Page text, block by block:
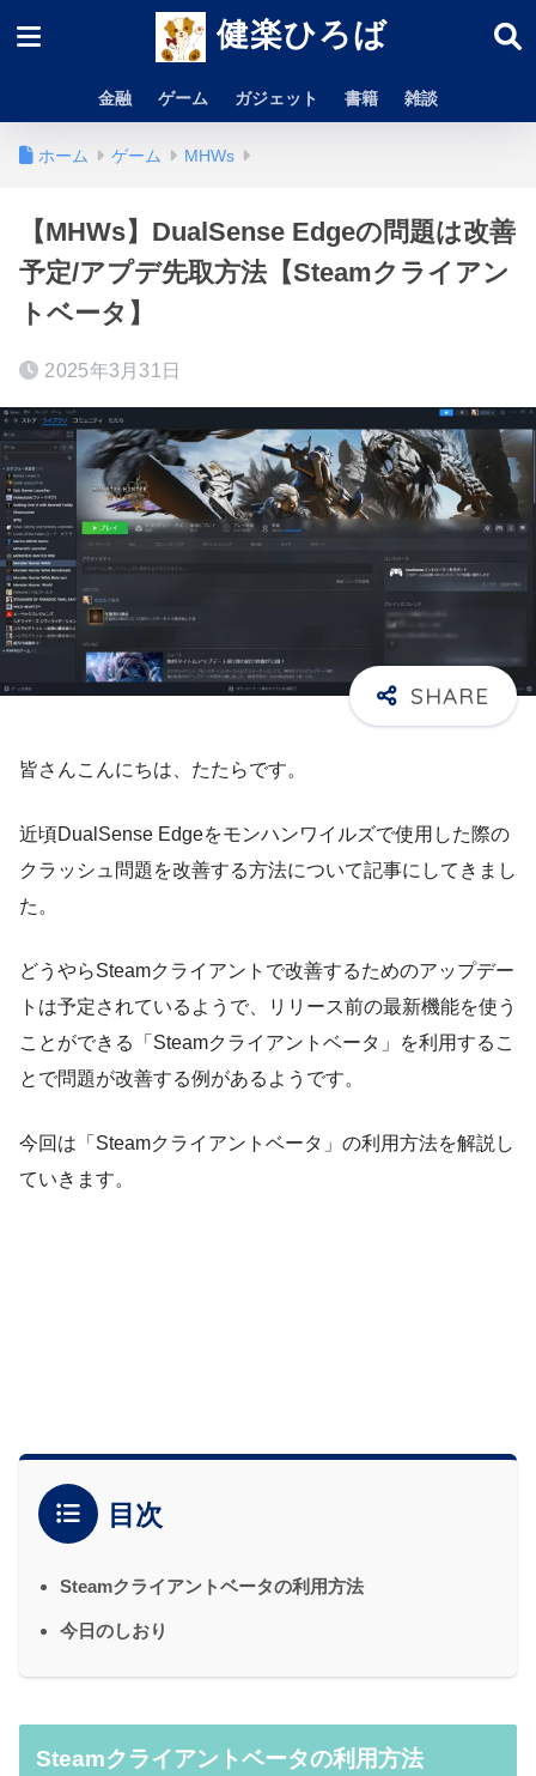
健楽ひろば
金融 ゲーム ガジェット 書籍 雑談
ホーム ゲーム MHWs
【MHWs】DualSense Edgeの問題は改善
予定/アプデ先取方法【Steamクライアン
トベータ】
2025年3月31日
皆さんこんにちは、たたらです。
近頃DualSense Edgeをモンハンワイルズで使用した際の
クラッシュ問題を改善する方法について記事にしてきまし
た。
どうやらSteamクライアントで改善するためのアップデー
トは予定されているようで、リリース前の最新機能を使う
ことができる「Steamクライアントベータ」を利用するこ
とで問題が改善する例があるようです。
今回は「Steamクライアントベータ」の利用方法を解説し
ていきます。
目次
Steamクライアントベータの利用方法
今日のしおり
Steamクライアントベータの利用方法